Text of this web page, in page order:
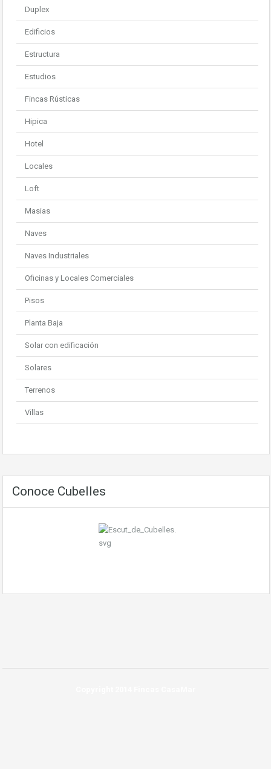
Duplex
Edificios
Estructura
Estudios
Fincas Rústicas
Hipica
Hotel
Locales
Loft
Masias
Naves
Naves Industriales
Oficinas y Locales Comerciales
Pisos
Planta Baja
Solar con edificación
Solares
Terrenos
Villas
Conoce Cubelles